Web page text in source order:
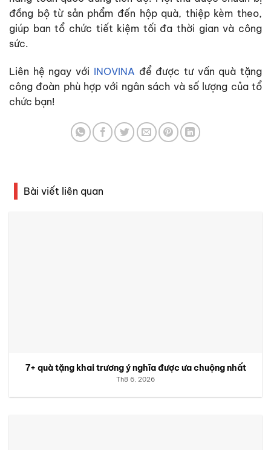
đồng bộ từ sản phẩm đến hộp quà, thiệp kèm theo,
giúp ban tổ chức tiết kiệm tối đa thời gian và công
sức.
Liên hệ ngay với INOVINA để được tư vấn quà tặng
công đoàn phù hợp với ngân sách và số lượng của tổ
chức bạn!
Bài viết liên quan
7+ quà tặng khai trương ý nghĩa được ưa chuộng nhất
Th8 6, 2026